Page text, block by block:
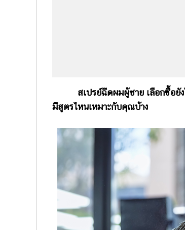
สเปรย์ฉีดผมผู้ชาย เลือกซื้อยังไง
มีสูตรไหนเหมาะกับคุณบ้าง